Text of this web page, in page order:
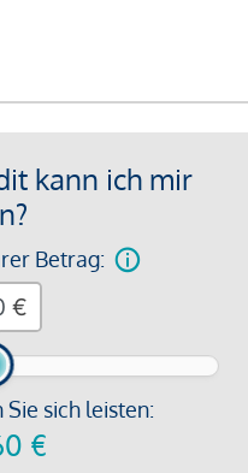
kann ich mir
Betrag:
sich leisten:
€
€